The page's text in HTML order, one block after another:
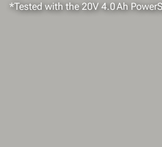
*Tested with the 20V 4.0 Ah